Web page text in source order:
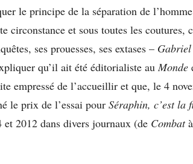
le principe de la séparation de
et sous toutes les coutures,
ses prouesses, ses extases –
qu’il ait été éditorialiste au Monde
empressé de l’accueillir et que, le 4
le prix de l’essai pour Séraphin, c’est la
2012 dans divers journaux (de Combatà